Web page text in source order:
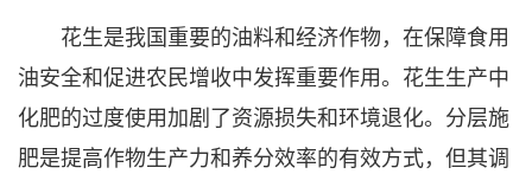
花生是我国重要的油料和经济作物，在保障食用
油安全和促进农民增收中发挥重要作用。花生生产中
化肥的过度使用加剧了资源损失和环境退化。分层施
肥是提高作物生产力和养分效率的有效方式，但其调